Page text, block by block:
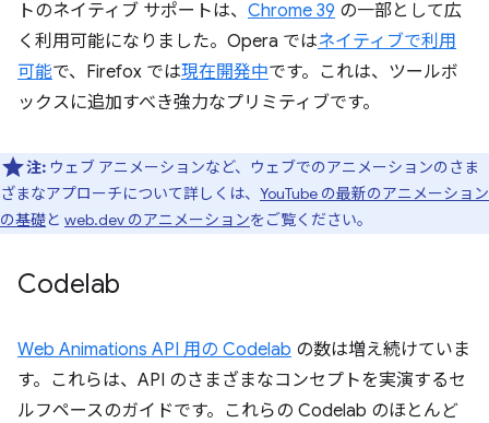
トのネイティブ サポートは、 Chrome 39 の一部として広
く利用可能になりました。Opera ではネイティブで利用
可能で、Firefox では現在開発中です。これは、ツールボ
ックスに追加すべき強力なプリミティブです。
注: ウェブ アニメーションなど、ウェブでのアニメーションのさま
ざまなアプローチについて詳しくは、 YouTube の最新のアニメーション
の基礎と web.dev のアニメーションをご覧ください。
Codelab
Web Animations API 用の Codelab の数は増え続けていま
す。これらは、API のさまざまなコンセプトを実演するセ
ルフペースのガイドです。これらの Codelab のほとんど